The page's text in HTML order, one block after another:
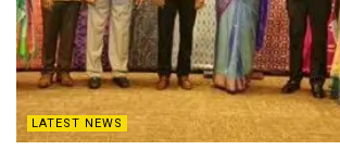
LATEST NEWS